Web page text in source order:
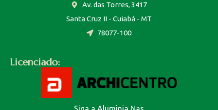
Av. das Torres, 3417
Santa Cruz II - Cuiabá - MT
78077-100
Licenciado: